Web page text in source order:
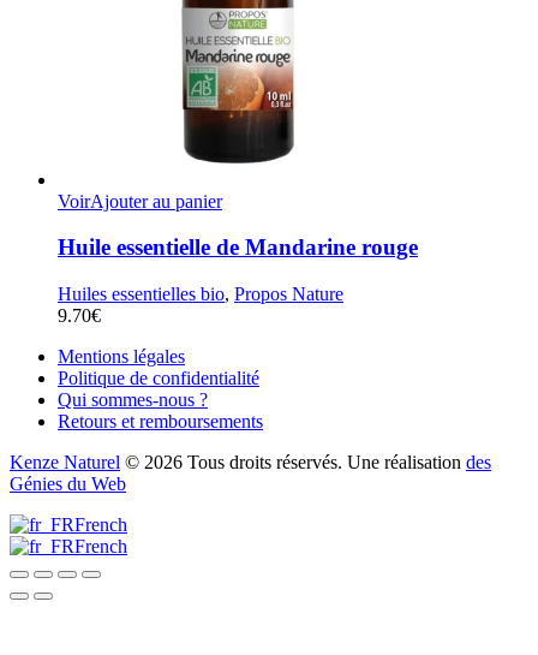
VoirAjouter au panier
Huile essentielle de Mandarine rouge
Huiles essentielles bio, Propos Nature
9.70€
Mentions légales
Politique de confidentialité
Qui sommes-nous ?
Retours et remboursements
Kenze Naturel © 2026 Tous droits réservés. Une réalisation des
Génies du Web
French
French